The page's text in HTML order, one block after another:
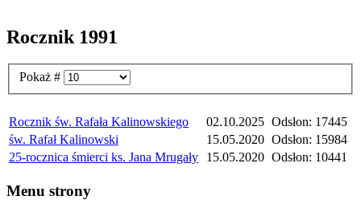
Rocznik 1991
Pokaż #
Rocznik św. Rafała Kalinowskiego
02.10.2025 Odsłon: 17445
św. Rafał Kalinowski
15.05.2020 Odsłon: 15984
25-rocznica śmierci ks. Jana Mrugały
15.05.2020 Odsłon: 10441
Menu strony